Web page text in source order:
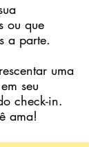
ou que
a parte.
uma
seu
check-in.
ama!